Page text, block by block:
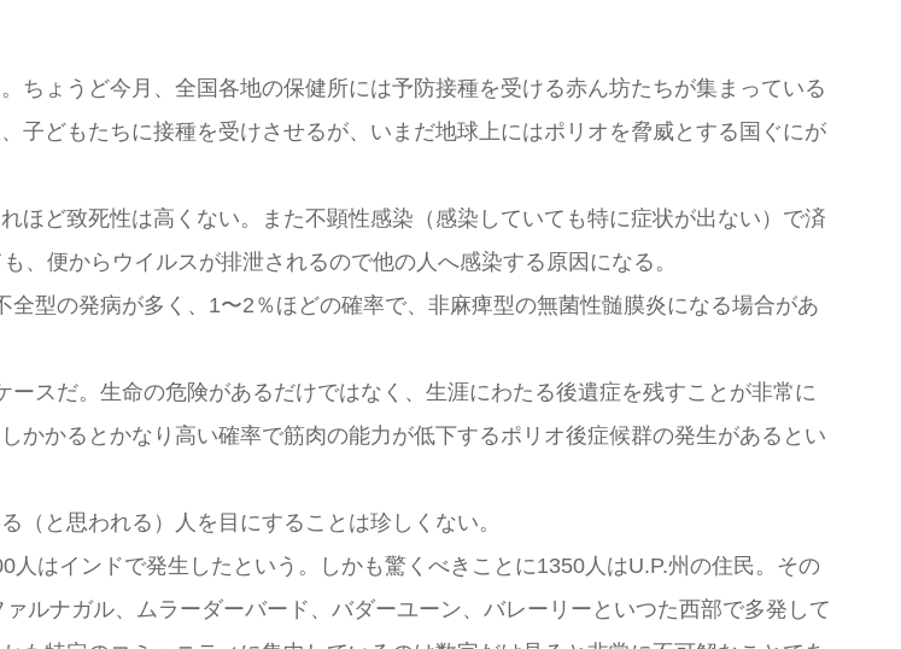
ょうど今月、全国各地の保健所には予防接種を受ける赤ん坊たちが集まっている
子どもたちに接種を受けさせるが、いまだ地球上にはポリオを脅威とする国ぐにが
ど致死性は高くない。また不顕性感染（感染していても特に症状が出ない）で済
、便からウイルスが排泄されるので他の人へ感染する原因になる。
型の発病が多く、1〜2％ほどの確率で、非麻痺型の無菌性髄膜炎になる場合があ
スだ。生命の危険があるだけではなく、生涯にわたる後遺症を残すことが非常に
かかるとかなり高い確率で筋肉の能力が低下するポリオ後症候群の発生があるとい
と思われる）人を目にすることは珍しくない。
はインドで発生したという。しかも驚くべきことに1350人はU.P.州の住民。その
ルナガル、ムラーダーバード、バダーユーン、バレーリーといつた西部で多発して